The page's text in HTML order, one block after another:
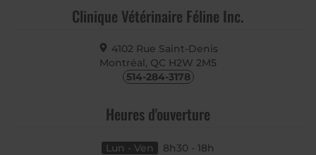
Clinique Vétérinaire Féline Inc.
4102 Rue Saint-Denis
Montréal, QC H2W 2M5
514-284-3178
Heures d'ouverture
Lun - Ven
8h30 - 18h